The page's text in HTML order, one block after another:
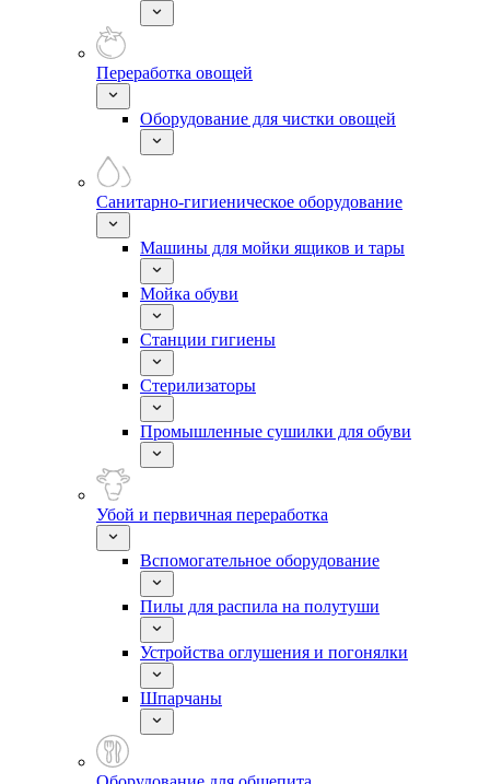
Переработка овощей
Оборудование для чистки овощей
Санитарно-гигиеническое оборудование
Машины для мойки ящиков и тары
Мойка обуви
Станции гигиены
Стерилизаторы
Промышленные сушилки для обуви
Убой и первичная переработка
Вспомогательное оборудование
Пилы для распила на полутуши
Устройства оглушения и погонялки
Шпарчаны